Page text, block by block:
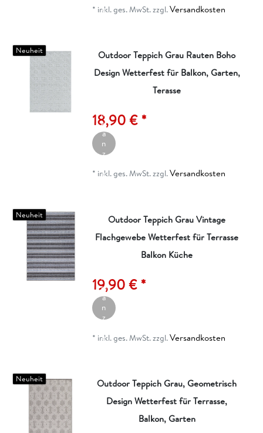
g
* inkl. ges. MwSt.zzgl.Versandkosten
Neuheit
Outdoor Teppich Grau Rauten Boho
Design Wetterfest für Balkon, Garten,
Terasse
18,90 € *
ik
el
a
n
z
g
* inkl. ges. MwSt.zzgl.Versandkosten
Neuheit
Outdoor Teppich Grau Vintage
Flachgewebe Wetterfest für Terrasse
Balkon Küche
19,90 € *
ik
el
a
n
z
g
* inkl. ges. MwSt.zzgl.Versandkosten
Neuheit
Outdoor Teppich Grau, Geometrisch
Design Wetterfest für Terrasse,
Balkon, Garten